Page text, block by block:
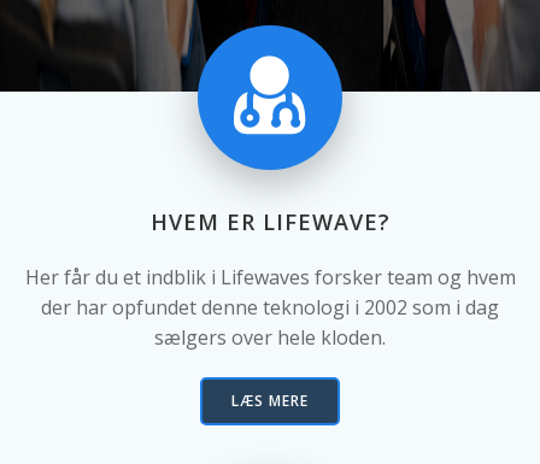
HVEM ER LIFEWAVE?
Her får du et indblik i Lifewaves forsker team og hvem
der har opfundet denne teknologi i 2002 som i dag
sælgers over hele kloden.
LÆS MERE